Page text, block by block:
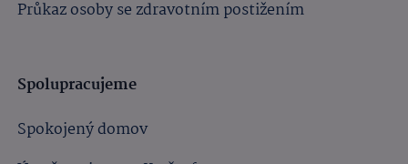
Průkaz osoby se zdravotním postižením
Spolupracujeme
Spokojený domov